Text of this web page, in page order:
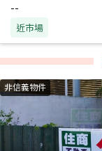
--
近市場
非信義物件